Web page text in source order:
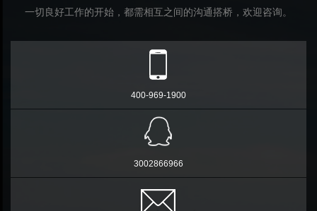
一切良好工作的开始，都需相互之间的沟通搭桥，欢迎咨询。
400-969-1900
3002866966